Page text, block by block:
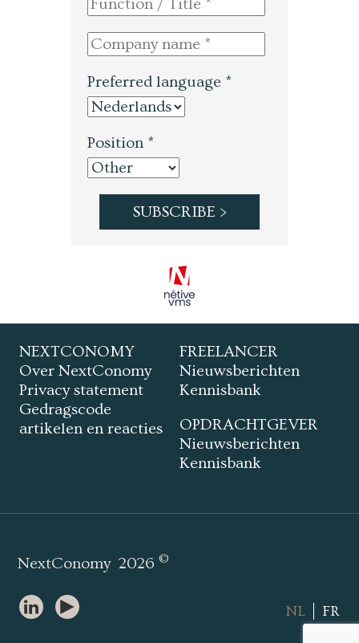
Preferred language *
Position *
NEXTCONOMY
Over NextConomy
Privacy statement
Gedragscode
artikelen en reacties
FREELANCER
Nieuwsberichten
Kennisbank
OPDRACHTGEVER
Nieuwsberichten
Kennisbank
NextConomy 2026©
NL FR